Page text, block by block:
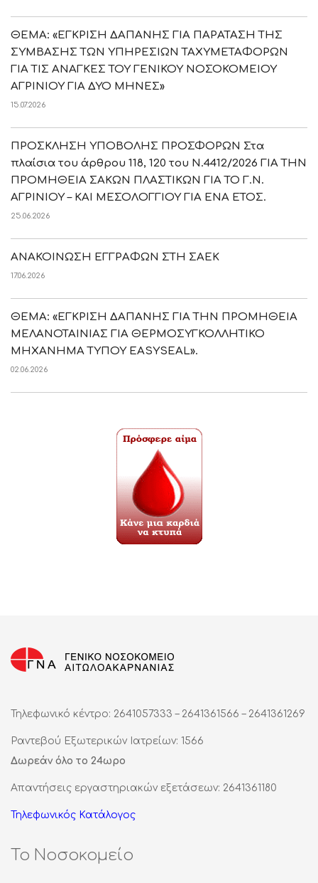
ΘΕΜΑ: «ΕΓΚΡΙΣΗ ΔΑΠΑΝΗΣ ΓΙΑ ΠΑΡΑΤΑΣΗ ΤΗΣ
ΣΥΜΒΑΣΗΣ ΤΩΝ ΥΠΗΡΕΣΙΩΝ ΤΑΧΥΜΕΤΑΦΟΡΩΝ
ΓΙΑ ΤΙΣ ΑΝΑΓΚΕΣ ΤΟΥ ΓΕΝΙΚΟΥ ΝΟΣΟΚΟΜΕΙΟΥ
ΑΓΡΙΝΙΟΥ ΓΙΑ ΔΥΟ ΜΗΝΕΣ»
15.07.2026
ΠΡΟΣΚΛΗΣΗ ΥΠΟΒΟΛΗΣ ΠΡΟΣΦΟΡΩΝ Στα
πλαίσια του άρθρου 118, 120 του Ν.4412/2026 ΓΙΑ ΤΗΝ
ΠΡΟΜΗΘΕΙΑ ΣΑΚΩΝ ΠΛΑΣΤΙΚΩΝ ΓΙΑ ΤΟ Γ.Ν.
ΑΓΡΙΝΙΟΥ – ΚΑΙ ΜΕΣΟΛΟΓΓΙΟΥ ΓΙΑ ΕΝΑ ΕΤΟΣ.
25.06.2026
ΑΝΑΚΟΙΝΩΣΗ ΕΓΓΡΑΦΩΝ ΣΤΗ ΣΑΕΚ
17.06.2026
ΘΕΜΑ: «ΕΓΚΡΙΣΗ ΔΑΠΑΝΗΣ ΓΙΑ ΤΗΝ ΠΡΟΜΗΘΕΙΑ
ΜΕΛΑΝΟΤΑΙΝΙΑΣ ΓΙΑ ΘΕΡΜΟΣΥΓΚΟΛΛΗΤΙΚΟ
ΜΗΧΑΝΗΜΑ ΤΥΠΟΥ EASYSEAL».
02.06.2026
Τηλεφωνικό κέντρο: 2641057333 – 2641361566 – 2641361269
Ραντεβού Εξωτερικών Ιατρείων: 1566
Δωρεάν όλο το 24ωρο
Απαντήσεις εργαστηριακών εξετάσεων: 2641361180
Τηλεφωνικός Κατάλογος
Το Νοσοκομείο